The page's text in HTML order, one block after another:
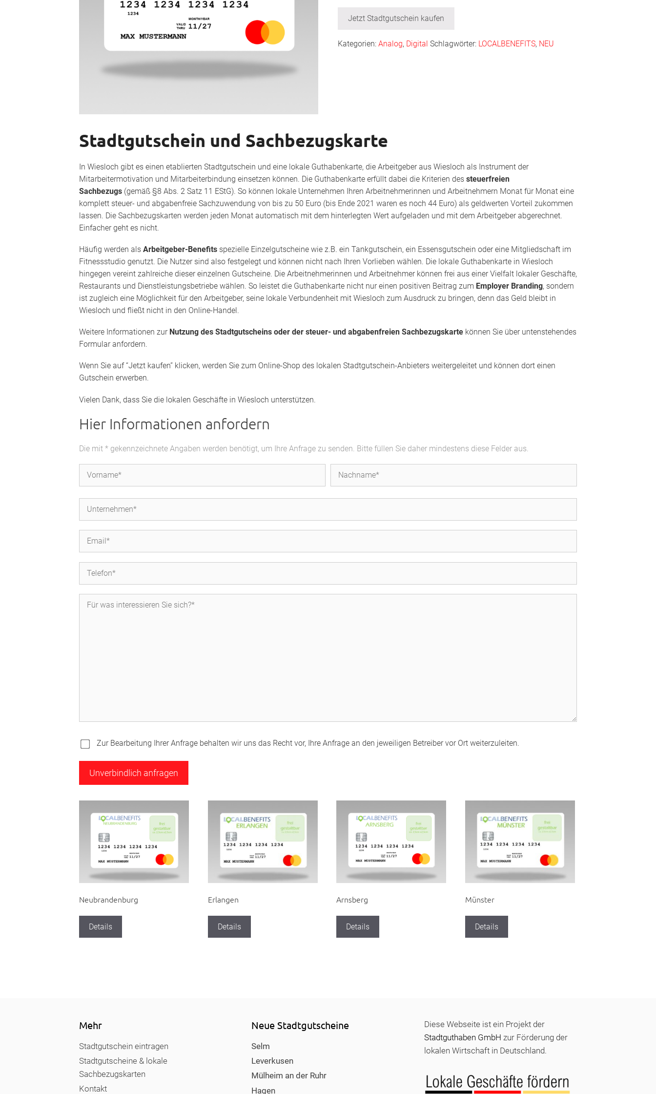
Jetzt Stadtgutschein kaufen
Kategorien:Analog, Digital Schlagwörter: LOCALBENEFITS, NEU
Stadtgutschein und Sachbezugskarte
In Wiesloch gibt es einen etablierten Stadtgutschein und eine lokale Guthabenkarte, die Arbeitgeber aus Wiesloch als Instrument der
Mitarbeitermotivation und Mitarbeiterbindung einsetzen können. Die Guthabenkarte erfüllt dabei die Kriterien des steuerfreien
Sachbezugs (gemäß §8 Abs. 2 Satz 11 EStG). So können lokale Unternehmen Ihren Arbeitnehmerinnen und Arbeitnehmern Monat für Monat eine
komplett steuer- und abgabenfreie Sachzuwendung von bis zu 50 Euro (bis Ende 2021 waren es noch 44 Euro) als geldwerten Vorteil zukommen
lassen. Die Sachbezugskarten werden jeden Monat automatisch mit dem hinterlegten Wert aufgeladen und mit dem Arbeitgeber abgerechnet.
Einfacher geht es nicht.
Häufig werden als Arbeitgeber-Benefits spezielle Einzelgutscheine wie z.B. ein Tankgutschein, ein Essensgutschein oder eine Mitgliedschaft im
Fitnessstudio genutzt. Die Nutzer sind also festgelegt und können nicht nach Ihren Vorlieben wählen. Die lokale Guthabenkarte in Wiesloch
hingegen vereint zahlreiche dieser einzelnen Gutscheine. Die Arbeitnehmerinnen und Arbeitnehmer können frei aus einer Vielfalt lokaler Geschäfte,
Restaurants und Dienstleistungsbetriebe wählen. So leistet die Guthabenkarte nicht nur einen positiven Beitrag zum Employer Branding, sondern
ist zugleich eine Möglichkeit für den Arbeitgeber, seine lokale Verbundenheit mit Wiesloch zum Ausdruck zu bringen, denn das Geld bleibt in
Wiesloch und fließt nicht in den Online-Handel.
Weitere Informationen zur Nutzung des Stadtgutscheins oder der steuer- und abgabenfreien Sachbezugskarte können Sie über untenstehendes
Formular anfordern.
Wenn Sie auf “Jetzt kaufen” klicken, werden Sie zum Online-Shop des lokalen Stadtgutschein-Anbieters weitergeleitet und können dort einen
Gutschein erwerben.
Vielen Dank, dass Sie die lokalen Geschäfte in Wiesloch unterstützen.
Hier Informationen anfordern
Die mit * gekennzeichnete Angaben werden benötigt, um Ihre Anfrage zu senden. Bitte füllen Sie daher mindestens diese Felder aus.
Zur Bearbeitung Ihrer Anfrage behalten wir uns das Recht vor, Ihre Anfrage an den jeweiligen Betreiber vor Ort weiterzuleiten.
Neubrandenburg
Details
Erlangen
Details
Arnsberg
Details
Münster
Details
Mehr
Stadtgutschein eintragen
Stadtgutscheine & lokale
Sachbezugskarten
Kontakt
Neue Stadtgutscheine
Selm
Leverkusen
Mülheim an der Ruhr
Hagen
Diese Webseite ist ein Projekt der
Stadtguthaben GmbH zur Förderung der
lokalen Wirtschaft in Deutschland.